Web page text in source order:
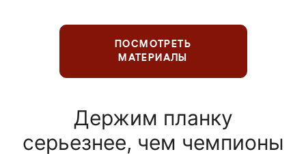
ПОСМОТРЕТЬ
МАТЕРИАЛЫ
Держим планку
серьезнее, чем чемпионы